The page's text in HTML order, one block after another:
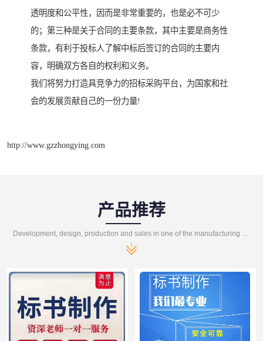
透明度和公平性，因而是非常重要的，也是必不可少
的；第三种是关于合同的主要条款，其中主要是商务性
条款，有利于投标人了解中标后签订的合同的主要内
容，明确双方各自的权利和义务。
我们将努力打造具竞争力的招标采购平台，为国家和社
会的发展贡献自己的一份力量!
http://www.gzzhongying.com
产品推荐